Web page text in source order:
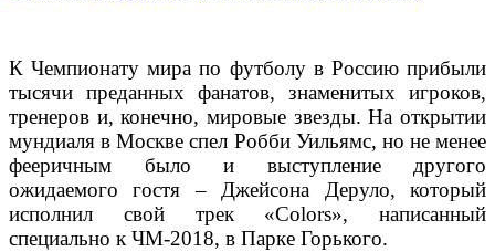
К Чемпионату мира по футболу в Россию прибыли
тысячи преданных фанатов, знаменитых игроков,
тренеров и, конечно, мировые звезды. На открытии
мундиаля в Москве спел Робби Уильямс, но не менее
фееричным было и выступление другого
ожидаемого гостя – Джейсона Деруло, который
исполнил свой трек «Сolors», написанный
специально к ЧМ-2018, в Парке Горького.